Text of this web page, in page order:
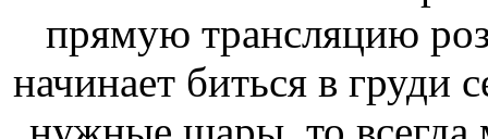
прямую трансляцию
начинает биться в груди